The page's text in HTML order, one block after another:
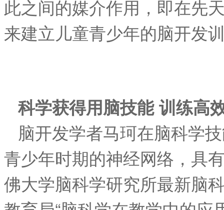
此之间的媒介作用，即在先
来建立儿童青少年的脑开发
科学获得用脑技能 训练高
脑开发学者马珂在脑科学
青少年时期的神经网络，具
佛大学脑科学研究所最新脑